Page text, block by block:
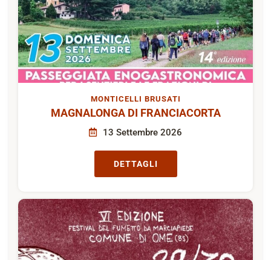
MONTICELLI BRUSATI
MAGNALONGA DI FRANCIACORTA
13 Settembre 2026
DETTAGLI